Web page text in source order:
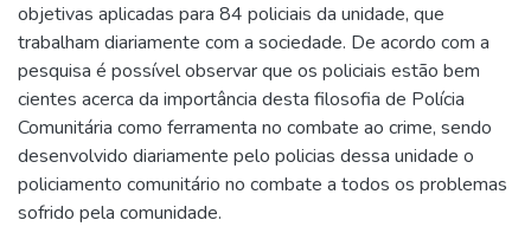
objetivas aplicadas para 84 policiais da unidade, que
trabalham diariamente com a sociedade. De acordo com a
pesquisa é possível observar que os policiais estão bem
cientes acerca da importância desta filosofia de Polícia
Comunitária como ferramenta no combate ao crime, sendo
desenvolvido diariamente pelo policias dessa unidade o
policiamento comunitário no combate a todos os problemas
sofrido pela comunidade.